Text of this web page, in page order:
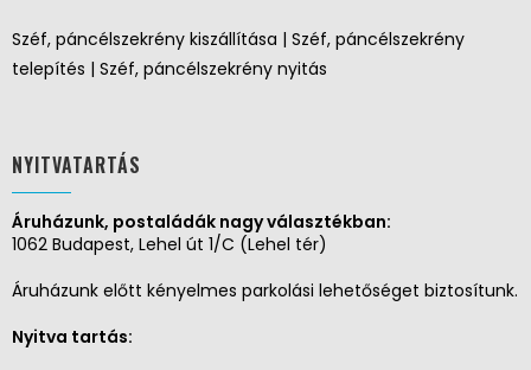
Széf, páncélszekrény kiszállítása | Széf, páncélszekrény
telepítés | Széf, páncélszekrény nyitás
NYITVATARTÁS
Áruházunk, postaládák nagy választékban:
1062 Budapest, Lehel út 1/C (Lehel tér)
Áruházunk előtt kényelmes parkolási lehetőséget biztosítunk.
Nyitva tartás: